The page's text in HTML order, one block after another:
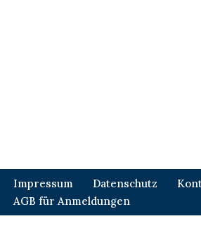
Impressum Datenschutz
AGB für Anmeldungen